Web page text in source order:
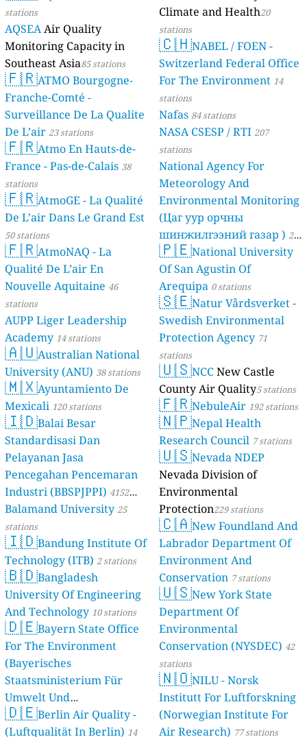
stations
AQSEAAir Quality
Monitoring Capacity in
Southeast Asia85 stations
🇫🇷ATMO Bourgogne-
Franche-Comté -
Surveillance De La Qualite
De L’air 23 stations
🇫🇷Atmo En Hauts-de-
France - Pas-de-Calais 38
stations
🇫🇷AtmoGE - La Qualité
De L’air Dans Le Grand Est
50 stations
🇫🇷AtmoNAQ - La
Qualité De L’air En
Nouvelle Aquitaine 46
stations
AUPP Liger Leadership
Academy 14 stations
🇦🇺Australian National
University (ANU) 38 stations
🇲🇽Ayuntamiento De
Mexicali 120 stations
🇮🇩Balai Besar
Standardisasi Dan
Pelayanan Jasa
Pencegahan Pencemaran
Industri (BBSPJPPI) 4152
stations
Balamand University25
stations
🇮🇩Bandung Institute Of
Technology (ITB) 2 stations
🇧🇩Bangladesh
University Of Engineering
And Technology 10 stations
🇩🇪Bayern State Office
For The Environment
(Bayerisches
Staatsministerium Für
Umwelt Und
Verbraucherschutz) - LfU
46 stations
🇩🇪Berlin Air Quality -
(Luftqualität In Berlin) 14
Climate and Health20
stations
🇨🇭NABEL / FOEN -
Switzerland Federal Office
For The Environment 14
stations
Nafas 84 stations
NASA CSESP / RTI 207
stations
National Agency For
Meteorology And
Environmental Monitoring
(Цаг уур орчны
шинжилгээний газар ) 21
stations
🇵🇪National University
Of San Agustin Of
Arequipa 0 stations
🇸🇪Natur Vårdsverket -
Swedish Environmental
Protection Agency 71
stations
🇺🇸NCCNew Castle
County Air Quality5 stations
🇫🇷NebuleAir 192 stations
🇳🇵Nepal Health
Research Council 7 stations
🇺🇸Nevada NDEP
Nevada Division of
Environmental
Protection229 stations
🇨🇦New Foundland And
Labrador Department Of
Environment And
Conservation 7 stations
🇺🇸New York State
Department Of
Environmental
Conservation (NYSDEC) 42
stations
🇳🇴NILU - Norsk
Institutt For Luftforskning
(Norwegian Institute For
Air Research) 77 stations